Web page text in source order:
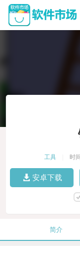
工具 时
安卓下载
简介